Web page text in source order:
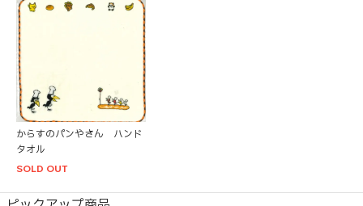
からすのパンやさん ハンド
タオル
SOLD OUT